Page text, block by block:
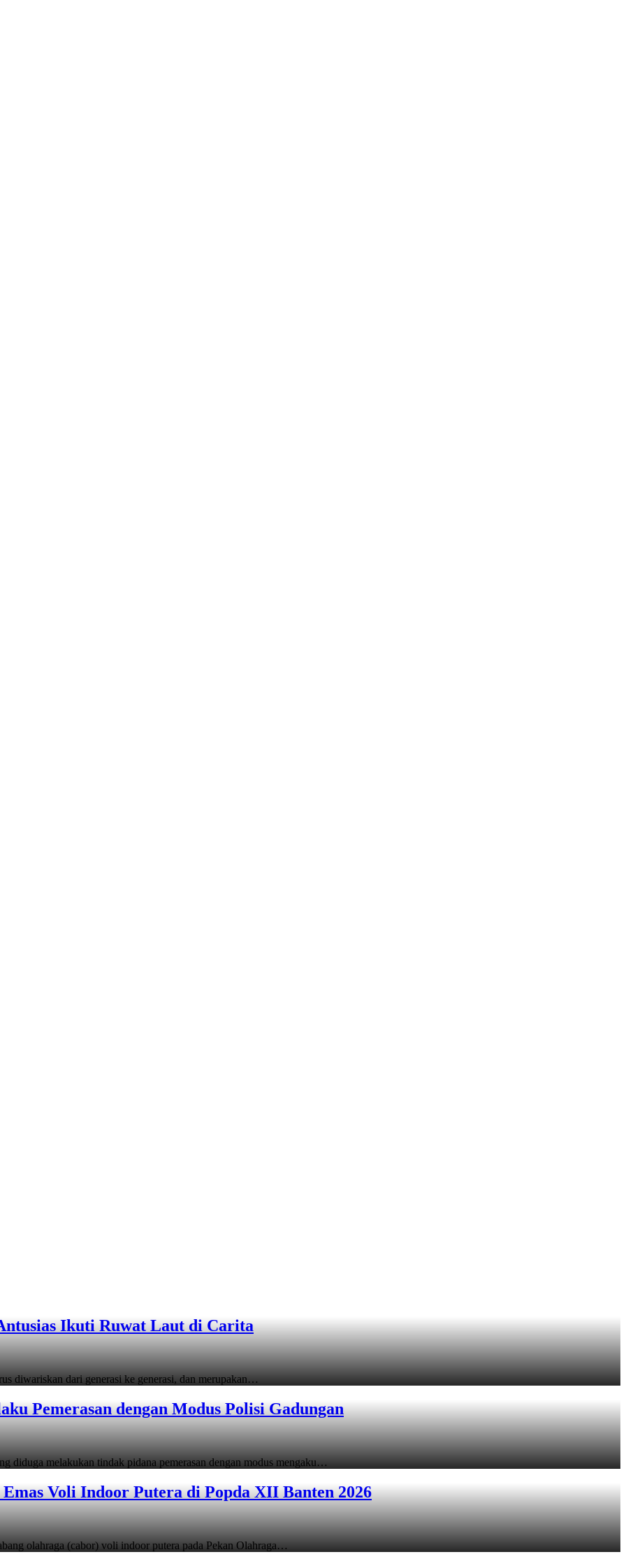
Ikuti Ruwat Laut di Carita
diwariskan dari generasi ke generasi, dan merupakan…
Pemerasan dengan Modus Polisi Gadungan
diduga melakukan tindak pidana pemerasan dengan modus mengaku…
Voli Indoor Putera di Popda XII Banten 2026
olahraga (cabor) voli indoor putera pada Pekan Olahraga…